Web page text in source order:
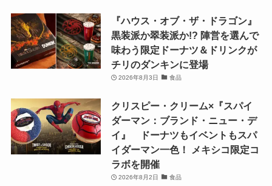
『ハウス・オブ・ザ・ドラゴン』
黒装派か翠装派か!? 陣営を選んで
味わう限定ドーナツ＆ドリンクが
チリのダンキンに登場
2026年8月3日 食品
クリスピー・クリーム×『スパイ
ダーマン：ブランド・ニュー・デ
イ』 ドーナツもイベントもスパ
イダーマン一色！ メキシコ限定コ
ラボを開催
2026年8月2日 食品